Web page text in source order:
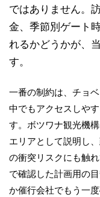
ではありません。
金、季節別ゲート
れるかどうかが、
す。
一番の制約は、チョ
中でもアクセスしや
す。ボツワナ観光機
エリアとして説明し
の衝突リスクにも触
で確認した計画用の
か催行会社でもう一